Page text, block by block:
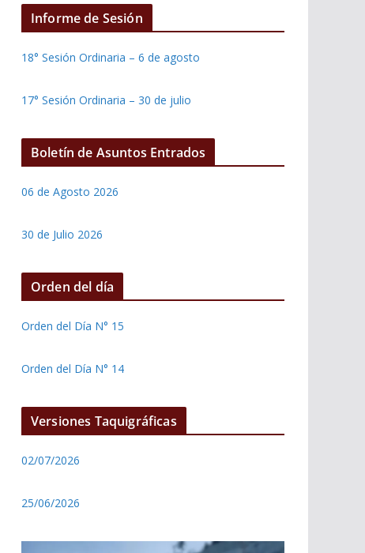
Informe de Sesión
18° Sesión Ordinaria – 6 de agosto
17° Sesión Ordinaria – 30 de julio
Boletín de Asuntos Entrados
06 de Agosto 2026
30 de Julio 2026
Orden del día
Orden del Día N° 15
Orden del Día N° 14
Versiones Taquigráficas
02/07/2026
25/06/2026